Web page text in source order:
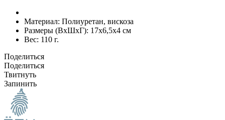
Материал: Полиуретан, вискоза
Размеры (ВxШxГ): 17x6,5x4 см
Вес: 110 г.
Поделиться
Поделиться
Твитнуть
Запинить